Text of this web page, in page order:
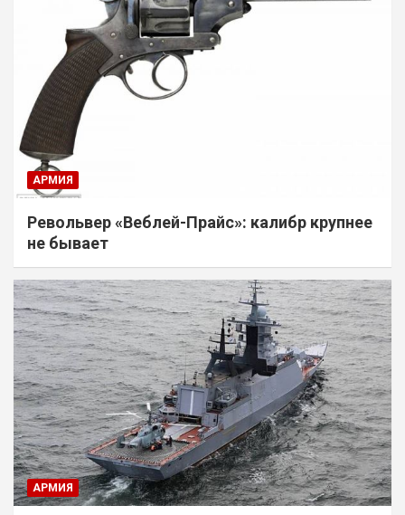
АРМИЯ
Револьвер «Веблей-Прайс»: калибр крупнее
не бывает
АРМИЯ